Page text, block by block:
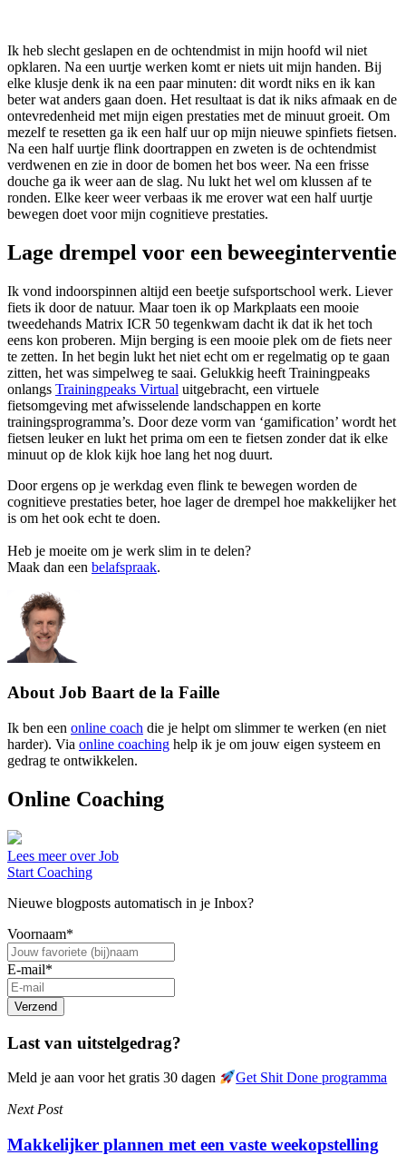
Ik heb slecht geslapen en de ochtendmist in mijn hoofd wil niet
opklaren. Na een uurtje werken komt er niets uit mijn handen. Bij
elke klusje denk ik na een paar minuten: dit wordt niks en ik kan
beter wat anders gaan doen. Het resultaat is dat ik niks afmaak en de
ontevredenheid met mijn eigen prestaties met de minuut groeit. Om
mezelf te resetten ga ik een half uur op mijn nieuwe spinfiets fietsen.
Na een half uurtje flink doortrappen en zweten is de ochtendmist
verdwenen en zie in door de bomen het bos weer. Na een frisse
douche ga ik weer aan de slag. Nu lukt het wel om klussen af te
ronden. Elke keer weer verbaas ik me erover wat een half uurtje
bewegen doet voor mijn cognitieve prestaties.
Lage drempel voor een beweeginterventie
Ik vond indoorspinnen altijd een beetje sufsportschool werk. Liever
fiets ik door de natuur. Maar toen ik op Markplaats een mooie
tweedehands Matrix ICR 50 tegenkwam dacht ik dat ik het toch
eens kon proberen. Mijn berging is een mooie plek om de fiets neer
te zetten. In het begin lukt het niet echt om er regelmatig op te gaan
zitten, het was simpelweg te saai. Gelukkig heeft Trainingpeaks
onlangs Trainingpeaks Virtual uitgebracht, een virtuele
fietsomgeving met afwisselende landschappen en korte
trainingsprogramma’s. Door deze vorm van ‘gamification’ wordt het
fietsen leuker en lukt het prima om een te fietsen zonder dat ik elke
minuut op de klok kijk hoe lang het nog duurt.
Door ergens op je werkdag even flink te bewegen worden de
cognitieve prestaties beter, hoe lager de drempel hoe makkelijker het
is om het ook echt te doen.
Heb je moeite om je werk slim in te delen?
Maak dan een belafspraak.
AboutJob Baart de la Faille
Ik ben een online coach die je helpt om slimmer te werken (en niet
harder). Via online coaching help ik je om jouw eigen systeem en
gedrag te ontwikkelen.
Online Coaching
Lees meer over Job
Start Coaching
Nieuwe blogposts automatisch in je Inbox?
Voornaam*
E-mail*
Verzend
Last van uitstelgedrag?
Meld je aan voor het gratis 30 dagen
Get Shit Done programma
Next Post
Makkelijker plannen met een vaste weekopstelling